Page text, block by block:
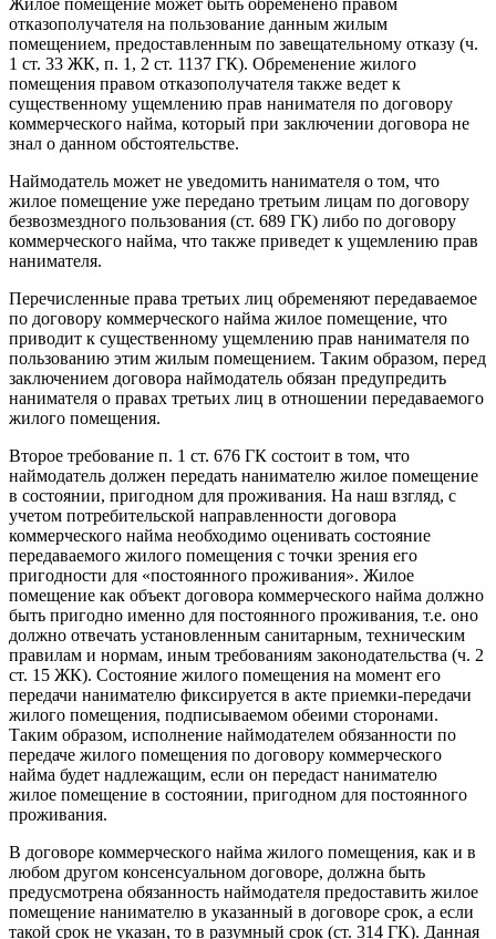
отказополучателя на пользование данным жилым
помещением, предоставленным по завещательному отказу (ч.
1 ст. 33 ЖК, п. 1, 2 ст. 1137 ГК). Обременение жилого
помещения правом отказополучателя также ведет к
существенному ущемлению прав нанимателя по договору
коммерческого найма, который при заключении договора не
знал о данном обстоятельстве.
Наймодатель может не уведомить нанимателя о том, что
жилое помещение уже передано третьим лицам по договору
безвозмездного пользования (ст. 689 ГК) либо по договору
коммерческого найма, что также приведет к ущемлению прав
нанимателя.
Перечисленные права третьих лиц обременяют передаваемое
по договору коммерческого найма жилое помещение, что
приводит к существенному ущемлению прав нанимателя по
пользованию этим жилым помещением. Таким образом, перед
заключением договора наймодатель обязан предупредить
нанимателя о правах третьих лиц в отношении передаваемого
жилого помещения.
Второе требование п. 1 ст. 676 ГК состоит в том, что
наймодатель должен передать нанимателю жилое помещение
в состоянии, пригодном для проживания. На наш взгляд, с
учетом потребительской направленности договора
коммерческого найма необходимо оценивать состояние
передаваемого жилого помещения с точки зрения его
пригодности для «постоянного проживания». Жилое
помещение как объект договора коммерческого найма должно
быть пригодно именно для постоянного проживания, т.е. оно
должно отвечать установленным санитарным, техническим
правилам и нормам, иным требованиям законодательства (ч. 2
ст. 15 ЖК). Состояние жилого помещения на момент его
передачи нанимателю фиксируется в акте приемки-передачи
жилого помещения, подписываемом обеими сторонами.
Таким образом, исполнение наймодателем обязанности по
передаче жилого помещения по договору коммерческого
найма будет надлежащим, если он передаст нанимателю
жилое помещение в состоянии, пригодном для постоянного
проживания.
В договоре коммерческого найма жилого помещения, как и в
любом другом консенсуальном договоре, должна быть
предусмотрена обязанность наймодателя предоставить жилое
помещение нанимателю в указанный в договоре срок, а если
такой срок не указан, то в разумный срок (ст. 314 ГК). Данная